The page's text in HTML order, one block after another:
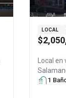
LOCAL
Local
36700,
1